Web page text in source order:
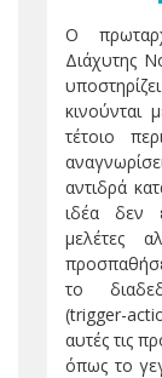
Ο
Διάχυτης
τέτοιο
αντιδρά
ιδέα δεν
μελέτες
το
(trigger-
αυτές τις
όπως το